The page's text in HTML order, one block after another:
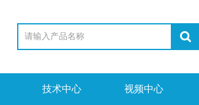
技术中心 视频中心